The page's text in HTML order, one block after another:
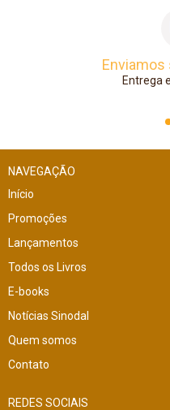
Entrega
NAVEGAÇÃO
Início
Promoções
Lançamentos
Todos os Livros
E-books
Notícias Sinodal
Quem somos
Contato
REDES SOCIAIS